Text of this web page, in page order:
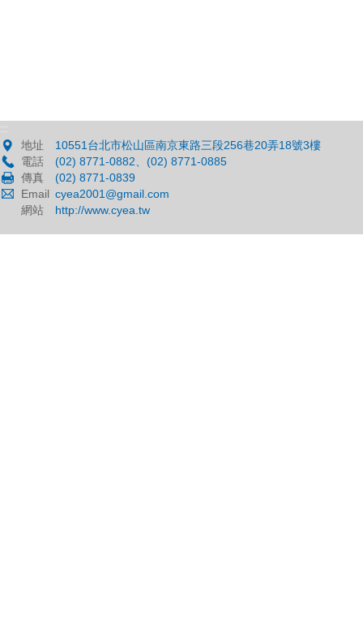
:::
地址
10551台北市松山區南京東路三段256巷20弄18號3樓
電話
(02) 8771-0882、(02) 8771-0885
傳真
(02) 8771-0839
Email cyea2001@gmail.com
網站
http://www.cyea.tw